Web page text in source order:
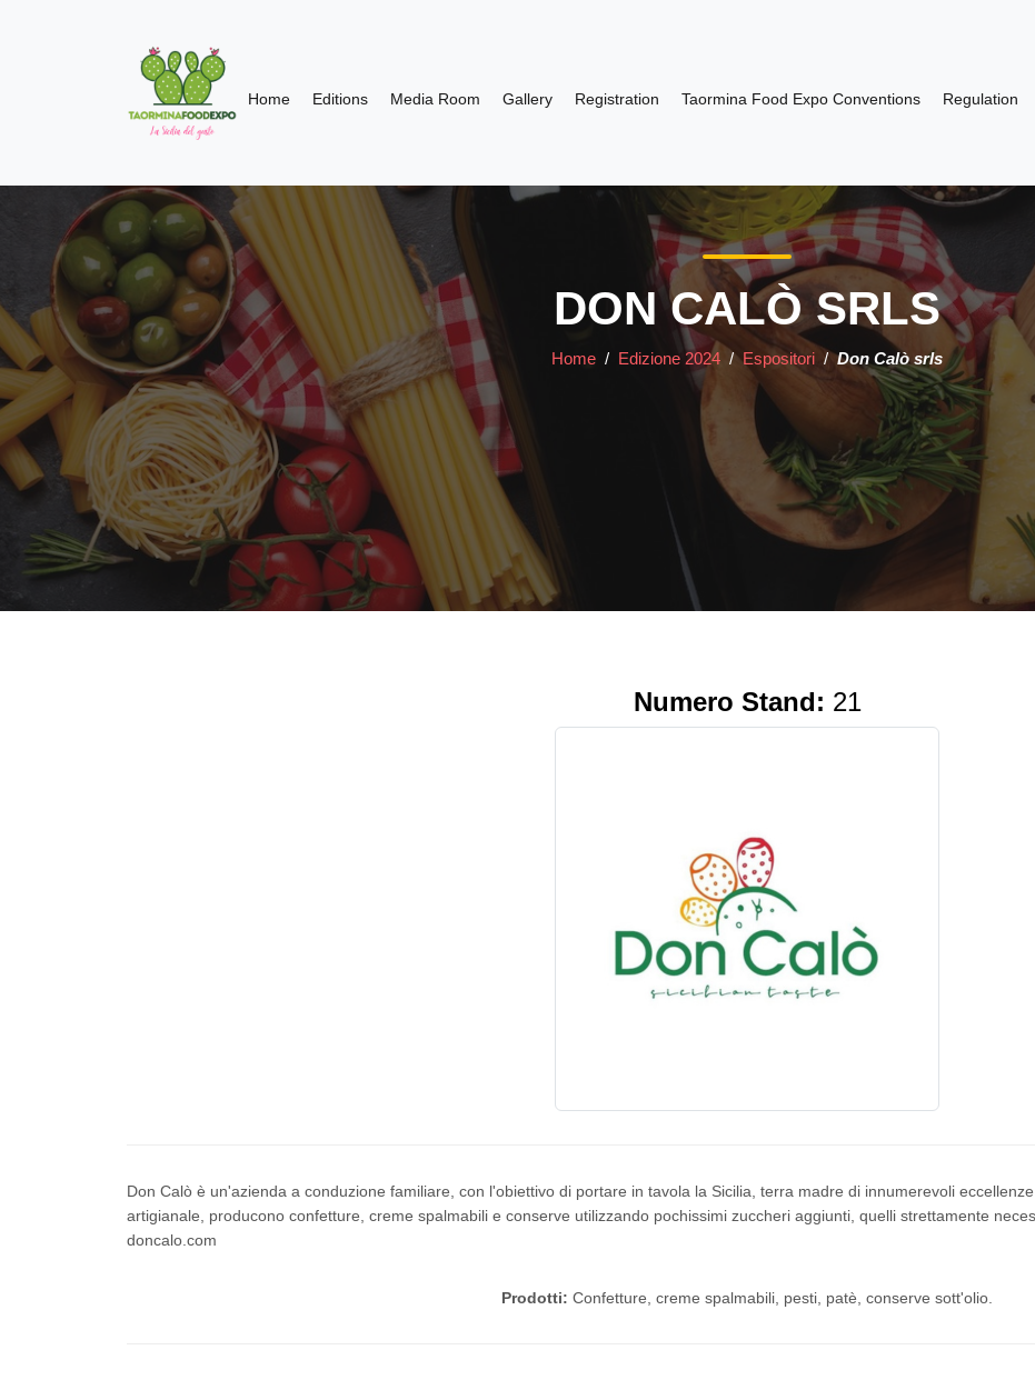
DON CALÒ SRLS
Home / Edizione 2024 / Espositori / Don Calò srls
Numero Stand: 21
Don Calò è un'azienda a conduzione familiare, con l'obiettivo di portare in tavola la Sicilia, terra madre di innumerevoli
artigianale, producono confetture, creme spalmabili e conserve utilizzando pochissimi zuccheri aggiunti, quelli strettamente
doncalo.com
Prodotti: Confetture, creme spalmabili, pesti, patè, conserve sott'olio.
Home Editions Media Room Gallery Registration Taormina Food Expo Conventions Regulation